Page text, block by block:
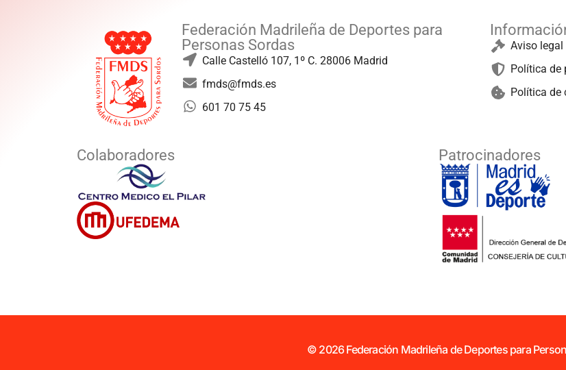
Federación Madrileña de Deportes para
Personas Sordas
Calle Castelló 107, 1º C. 28006 Madrid
fmds@fmds.es
601 70 75 45
Aviso legal
Política de
Política de
Colaboradores Patrocinadores
© 2026 Federación Madrileña de Deportes para